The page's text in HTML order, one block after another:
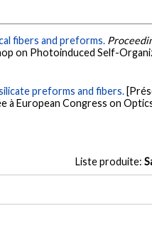
fibers and preforms.
on Photoinduced Self-
preforms and fibers.
à European Congress on
Liste produite: